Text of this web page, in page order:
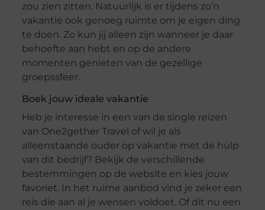
zou zien zitten. Natuurlijk is er tijdens zo’n
vakantie ook genoeg ruimte om je eigen ding
te doen. Zo kun jij alleen zijn wanneer je daar
behoefte aan hebt en op de andere
momenten genieten van de gezellige
groepssfeer.
Boek jouw ideale vakantie
Heb je interesse in een van de single reizen
van One2gether Travel of wil je als
alleenstaande ouder op vakantie met de hulp
van dit bedrijf? Bekijk de verschillende
bestemmingen op de website en kies jouw
favoriet. In het ruime aanbod vind je zeker een
reis die aan al je wensen voldoet. Of dit nu een